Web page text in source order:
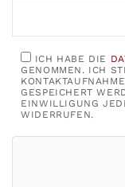
ICH HABE DIE
GENOMMEN. ICH
GESPEICHERT
EINWILLIGUNG
WIDERRUFEN.